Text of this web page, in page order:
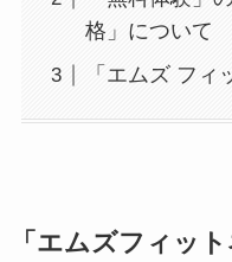
格」について
「エムズ フィ
「エムズフィッ